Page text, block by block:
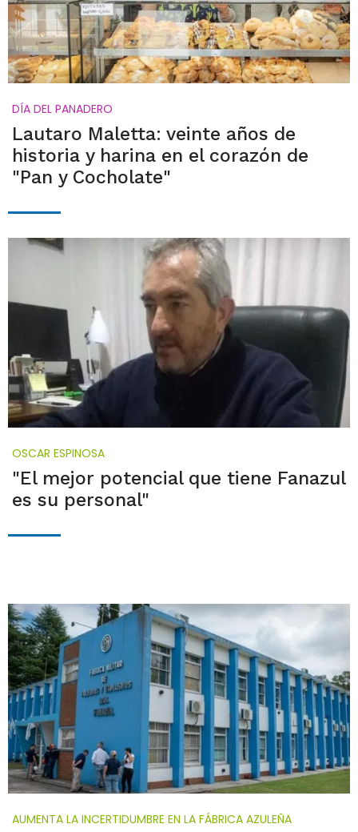
DÍA DEL PANADERO
Lautaro Maletta: veinte años de
historia y harina en el corazón de
"Pan y Cocholate"
OSCAR ESPINOSA
"El mejor potencial que tiene Fanazul
es su personal"
AUMENTA LA INCERTIDUMBRE EN LA FÁBRICA AZULEÑA